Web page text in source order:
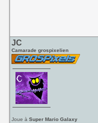
JC
Camarade grospixelien
Joue àSuper Mario Galaxy